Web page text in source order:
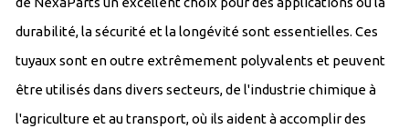
durabilité, la sécurité et la longévité sont essentielles. Ces
tuyaux sont en outre extrêmement polyvalents et peuvent
être utilisés dans divers secteurs, de l'industrie chimique à
l'agriculture et au transport, où ils aident à accomplir des